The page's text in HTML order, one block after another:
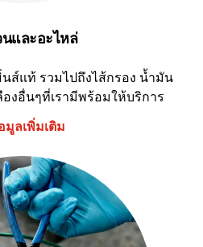
และอะไหล่
ส์แท้ รวมไปถึงไส้กรอง น้ำมัน
องอื่นๆที่เรามีพร้อมให้บริการ
มูลเพิ่มเติม